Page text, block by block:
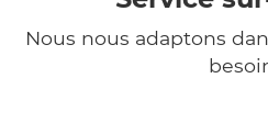
Nous nous adaptons